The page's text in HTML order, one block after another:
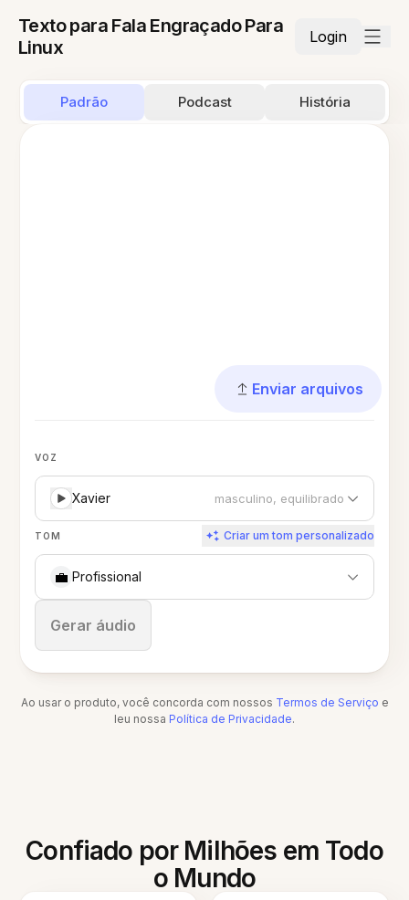
Texto para Fala Engraçado Para
Linux
Login
Padrão Podcast História
Enviar arquivos
VOZ
Xavier masculino, equilibrado
TOM Criar um tom personalizado
💼 Profissional
Gerar áudio
Parar
Ao usar o produto, você concorda com nossos Termos de Serviço e
leu nossa Política de Privacidade.
Confiado por Milhões em Todo
o Mundo